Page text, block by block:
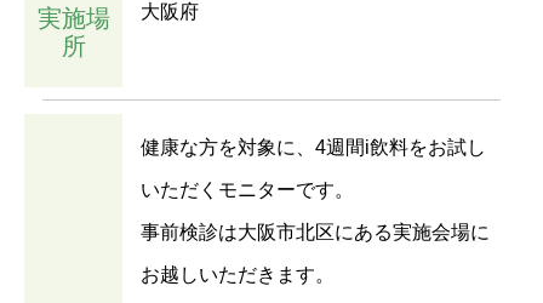
実施場
所
大阪府
健康な方を対象に、4週間i飲料をお試し
いただくモニターです。
事前検診は大阪市北区にある実施会場に
お越しいただきます。